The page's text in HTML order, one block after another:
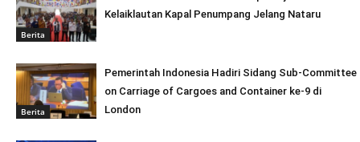
Berita
Kelaiklautan Kapal Penumpang Jelang Nataru
Berita
Pemerintah Indonesia Hadiri Sidang Sub-Committee
on Carriage of Cargoes and Container ke-9 di
London